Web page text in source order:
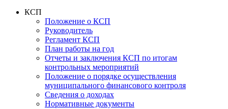
КСП
Положение о КСП
Руководитель
Регламент КСП
План работы на год
Отчеты и заключения КСП по итогам
контрольных мероприятий
Положение о порядке осуществления
муниципального финансового контроля
Сведения о доходах
Нормативные документы